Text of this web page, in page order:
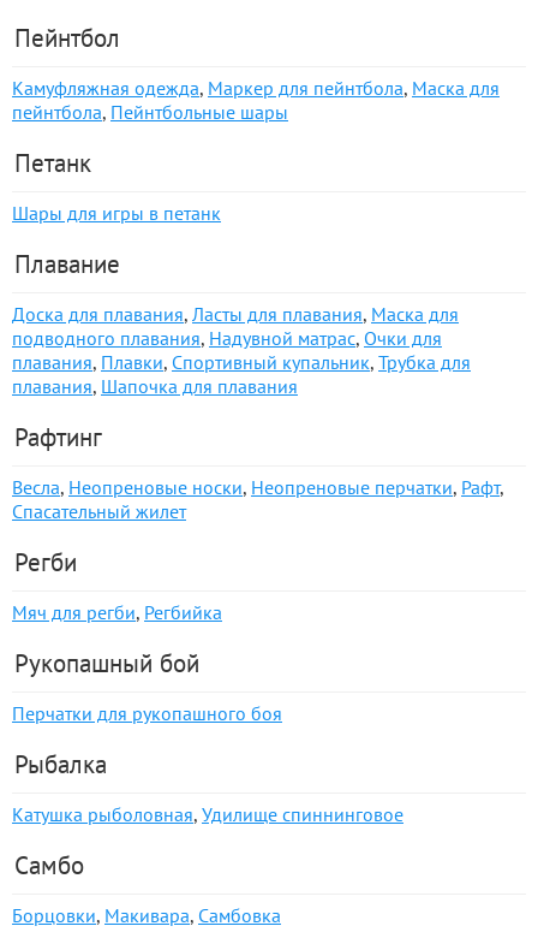
Пейнтбол
Камуфляжная одежда, Маркер для пейнтбола, Маска для
пейнтбола, Пейнтбольные шары
Петанк
Шары для игры в петанк
Плавание
Доска для плавания, Ласты для плавания, Маска для
подводного плавания, Надувной матрас, Очки для
плавания, Плавки, Спортивный купальник, Трубка для
плавания, Шапочка для плавания
Рафтинг
Весла, Неопреновые носки, Неопреновые перчатки, Рафт,
Спасательный жилет
Регби
Мяч для регби, Регбийка
Рукопашный бой
Перчатки для рукопашного боя
Рыбалка
Катушка рыболовная, Удилище спиннинговое
Самбо
Борцовки, Макивара, Самбовка